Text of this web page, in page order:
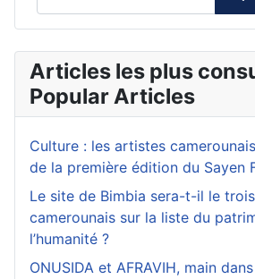
Articles les plus
Popular Articles
Culture : les artistes
de la première édition du Sayen
Le site de Bimbia sera-t-il le
camerounais sur la liste du
l’humanité ?
ONUSIDA et AFRAVIH, main